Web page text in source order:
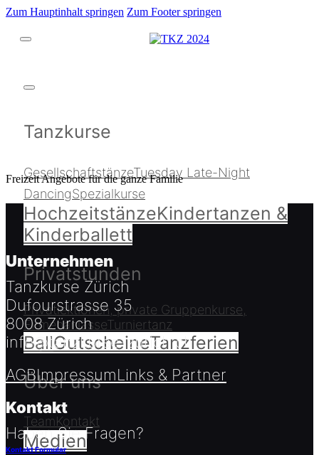
Zum Hauptinhalt springen Zum Footer springen
Tanzkurse
GesellschaftstänzeTuesday Late-Night
DancingSpezialkurse
HochzeitstänzeKindertanzen &
Kinderballett
Privatstunden
Privatlektionen, private Gruppenkurse,
FirmenanlässeTurniertanz
BallGutscheineTanzferien
Über uns
TeamKontakt
Medien
Freizeit Angebote für die ganze Familie
Unternehmen
Tanzkurse Zürich
Dufourstrasse 35
8008 Zürich
info@tanzkurse-zurich.ch
AGBImpressumLinks & Partner
Kontakt
Haben Sie Fragen?
Kontakt Formular